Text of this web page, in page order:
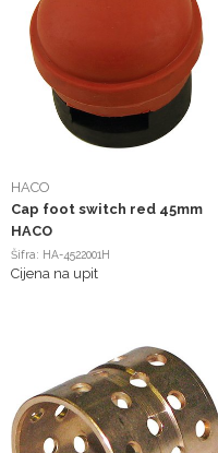
HACO
Cap foot switch red 45mm
HACO
Šifra: HA-4522001H
Cijena na upit